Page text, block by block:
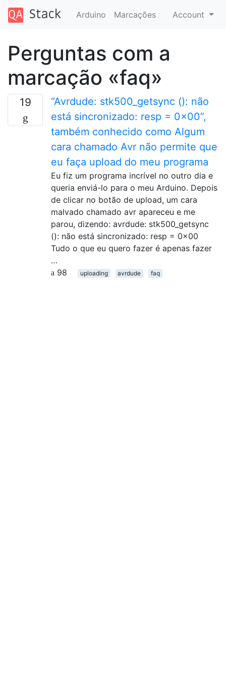
Arduino Marcações Account
Perguntas com a
marcação «faq»
19
“Avrdude: stk500_getsync (): não
está sincronizado: resp = 0x00”,
também conhecido como Algum
cara chamado Avr não permite que
eu faça upload do meu programa
Eu fiz um programa incrível no outro dia e
queria enviá-lo para o meu Arduino. Depois
de clicar no botão de upload, um cara
malvado chamado avr apareceu e me
parou, dizendo: avrdude: stk500_getsync
(): não está sincronizado: resp = 0x00
Tudo o que eu quero fazer é apenas fazer
…
98
uploading avrdude faq